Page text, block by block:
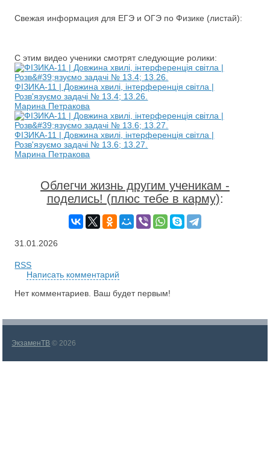
Свежая информация для ЕГЭ и ОГЭ по Физике (листай):
С этим видео ученики смотрят следующие ролики:
ФІЗИКА-11 | Довжина хвилі, інтерференція світла |
Розв'язуємо задачі № 13.4; 13.26.
Марина Петракова
ФІЗИКА-11 | Довжина хвилі, інтерференція світла |
Розв'язуємо задачі № 13.6; 13.27.
Марина Петракова
Облегчи жизнь другим ученикам -
поделись! (плюс тебе в карму):
31.01.2026
RSS
Написать комментарий
Нет комментариев. Ваш будет первым!
ЭкзаменТВ © 2026